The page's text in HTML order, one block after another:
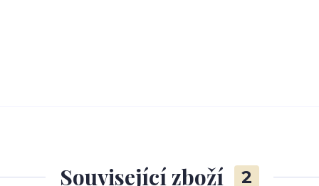
Související zboží 2